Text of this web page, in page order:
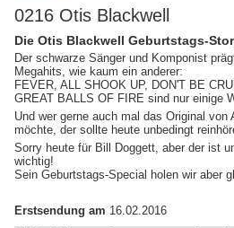
0216 Otis Blackwell
Die Otis Blackwell Geburtstags-
Der schwarze Sänger und Komponist
Megahits, wie kaum ein anderer:
FEVER, ALL SHOOK UP, DON'T BE
GREAT BALLS OF FIRE sind nur einige
Und wer gerne auch mal das Original von
möchte, der sollte heute unbedingt
Sorry heute für Bill Doggett, aber der ist
wichtig!
Sein Geburtstags-Special holen wir aber
Erstsendung am 16.02.2016